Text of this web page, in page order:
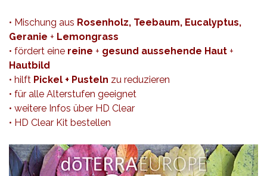
• Mischung aus Rosenholz, Teebaum, Eucalyptus,
Geranie + Lemongrass
• fördert eine reine + gesund aussehende Haut +
Hautbild
• hilft Pickel + Pusteln zu reduzieren
• für alle Alterstufen geeignet
• weitere Infos über HD Clear
• HD Clear Kit bestellen